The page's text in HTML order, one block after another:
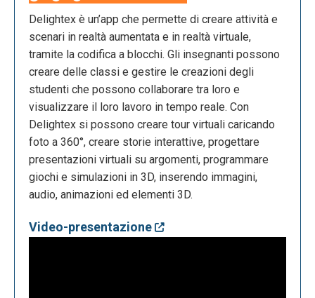
Delightex è un’app che permette di creare attività e
scenari in realtà aumentata e in realtà virtuale,
tramite la codifica a blocchi. Gli insegnanti possono
creare delle classi e gestire le creazioni degli
studenti che possono collaborare tra loro e
visualizzare il loro lavoro in tempo reale. Con
Delightex si possono creare tour virtuali caricando
foto a 360°, creare storie interattive, progettare
presentazioni virtuali su argomenti, programmare
giochi e simulazioni in 3D, inserendo immagini,
audio, animazioni ed elementi 3D.
Video-presentazione